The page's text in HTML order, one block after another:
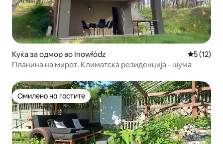
Куќа за одмор во Inowłódz
5 (12)
Планина на мирот. Климатска резиденција - шума
Омилено на гостите
Омилено на гостите